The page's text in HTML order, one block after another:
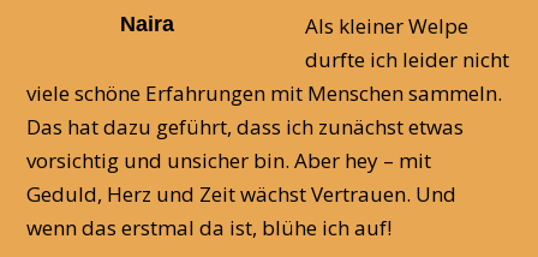
Naira
Als kleiner Welpe
durfte ich leider nicht
viele schöne Erfahrungen mit Menschen sammeln.
Das hat dazu geführt, dass ich zunächst etwas
vorsichtig und unsicher bin. Aber hey – mit
Geduld, Herz und Zeit wächst Vertrauen. Und
wenn das erstmal da ist, blühe ich auf!